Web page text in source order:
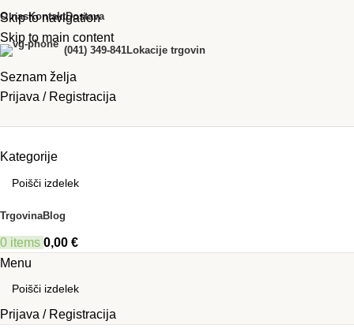
Skip to navigation
Skip to main content
O nasKontaktDostava
(041) 349-841Lokacije trgovin
Seznam želja
Prijava / Registracija
Kategorije
TrgovinaBlog
0 items 0,00 €
Menu
Prijava / Registracija